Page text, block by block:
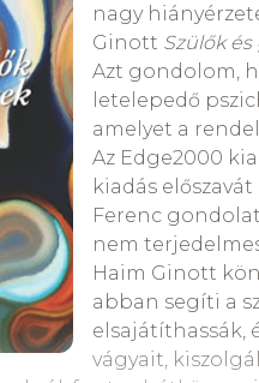
nagy
Ginott Szülők
Azt gondolom,
letelepedő
amelyet a
Az Edge2000
kiadás
Ferenc
nem
Haim Ginott
abban segíti a
elsajátíthassák,
vágyait,